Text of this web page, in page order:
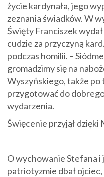
życie kardynała, jego
zeznania świadków. W
Święty Franciszek
cudzie za przyczyną
podczas homilii. –
gromadzimy się na
Wyszyńskiego, także po
przygotować do
wydarzenia.
Święcenie przyjął dzięki
O wychowanie Stefana
patriotyzmie dbał